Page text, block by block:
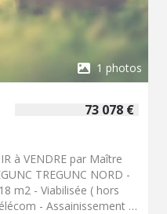
1 photos
73 078 €
à VENDRE par Maître
TREGUNC NORD -
m2 - Viabilisée ( hors
- Assainissement :